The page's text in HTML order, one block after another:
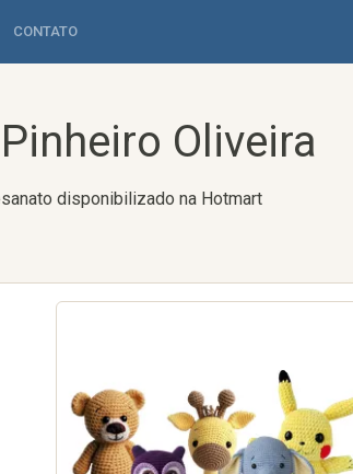
CONTATO
Oliveira
disponibilizado na Hotmart